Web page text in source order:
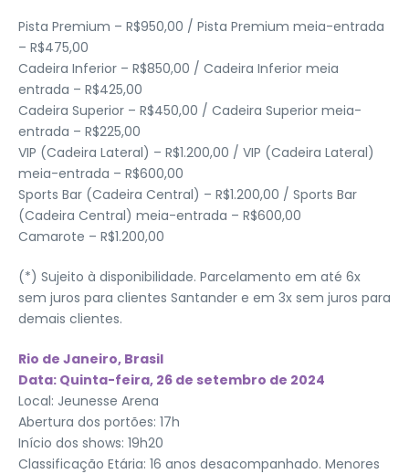
Pista Premium – R$950,00 / Pista Premium meia-entrada
– R$475,00
Cadeira Inferior – R$850,00 / Cadeira Inferior meia
entrada – R$425,00
Cadeira Superior – R$450,00 / Cadeira Superior meia-
entrada – R$225,00
VIP (Cadeira Lateral) – R$1.200,00 / VIP (Cadeira Lateral)
meia-entrada – R$600,00
Sports Bar (Cadeira Central) – R$1.200,00 / Sports Bar
(Cadeira Central) meia-entrada – R$600,00
Camarote – R$1.200,00
(*) Sujeito à disponibilidade. Parcelamento em até 6x
sem juros para clientes Santander e em 3x sem juros para
demais clientes.
Rio de Janeiro, Brasil
Data: Quinta-feira, 26 de setembro de 2024
Local: Jeunesse Arena
Abertura dos portões: 17h
Início dos shows: 19h20
Classificação Etária: 16 anos desacompanhado. Menores